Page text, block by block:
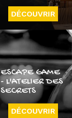
DÉCOUVRIR
ESCAPE GAME
- L'ATELIER DES
SECRETS
DÉCOUVRIR